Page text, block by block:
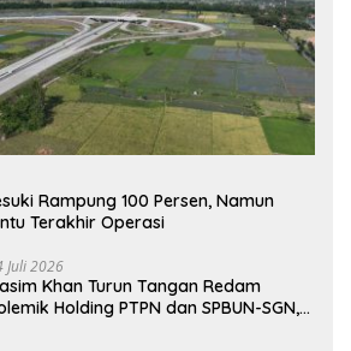
Rampung 100 Persen, Namun
Terakhir Operasi
Juli 2026
Khan Turun Tangan Redam
Holding PTPN dan SPBUN-SGN,